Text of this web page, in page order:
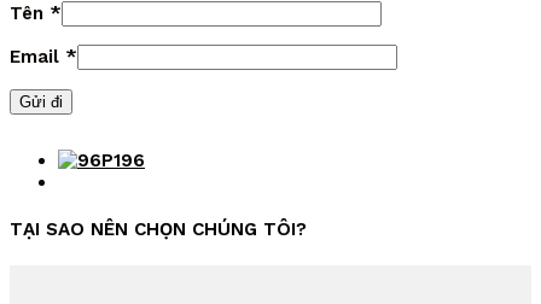
Tên *
Email *
TẠI SAO NÊN CHỌN CHÚNG TÔI?